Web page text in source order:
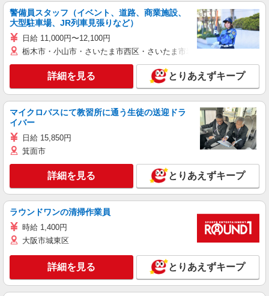
警備員スタッフ（イベント、道路、商業施設、
大型駐車場、JR列車見張りなど）
日給 11,000円〜12,100円
栃木市・小山市・さいたま市西区・さいたま市岩槻区・久喜市・蓮田
詳細を見る とりあえずキープ
マイクロバスにて教習所に通う生徒の送迎ドラ
イバー
日給 15,850円
箕面市
詳細を見る とりあえずキープ
ラウンドワンの清掃作業員
時給 1,400円
大阪市城東区
詳細を見る とりあえずキープ